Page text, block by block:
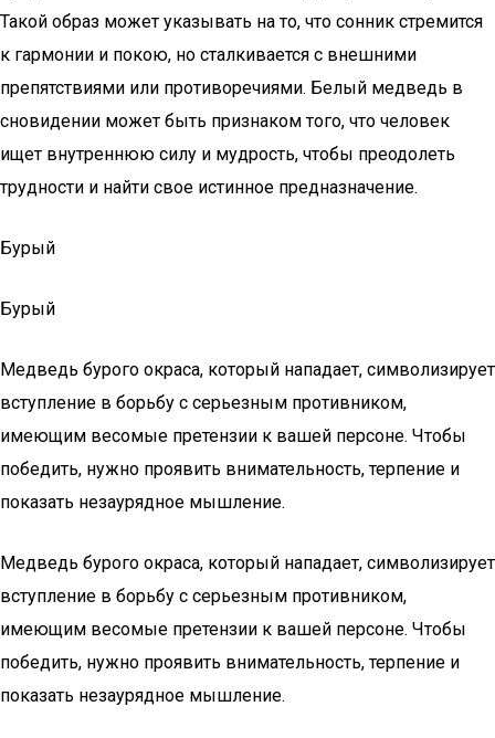
Такой образ может указывать на то, что сонник стремится
к гармонии и покою, но сталкивается с внешними
препятствиями или противоречиями. Белый медведь в
сновидении может быть признаком того, что человек
ищет внутреннюю силу и мудрость, чтобы преодолеть
трудности и найти свое истинное предназначение.
Бурый
Бурый
Медведь бурого окраса, который нападает, символизирует
вступление в борьбу с серьезным противником,
имеющим весомые претензии к вашей персоне. Чтобы
победить, нужно проявить внимательность, терпение и
показать незаурядное мышление.
Медведь бурого окраса, который нападает, символизирует
вступление в борьбу с серьезным противником,
имеющим весомые претензии к вашей персоне. Чтобы
победить, нужно проявить внимательность, терпение и
показать незаурядное мышление.